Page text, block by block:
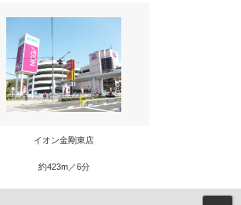
イオン金剛東店
約423m／6分